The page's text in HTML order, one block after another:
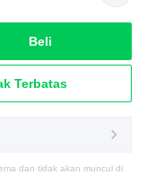
Beli
Terbatas
dan tidak akan muncul di